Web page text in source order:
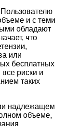
и с теми
обладают
что
или
бесплатных
риски и
таких
надлежащем
объеме,